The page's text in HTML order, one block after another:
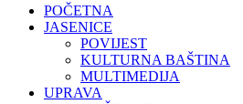
POČETNA
JASENICE
POVIJEST
KULTURNA BAŠTINA
MULTIMEDIJA
UPRAVA